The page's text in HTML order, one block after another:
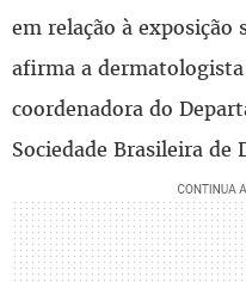
em relação à exposição
afirma a dermatologista
coordenadora do
Sociedade Brasileira de